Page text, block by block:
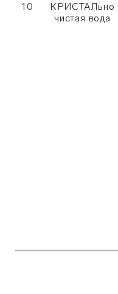
10
КРИСТАЛьно
чистая вода